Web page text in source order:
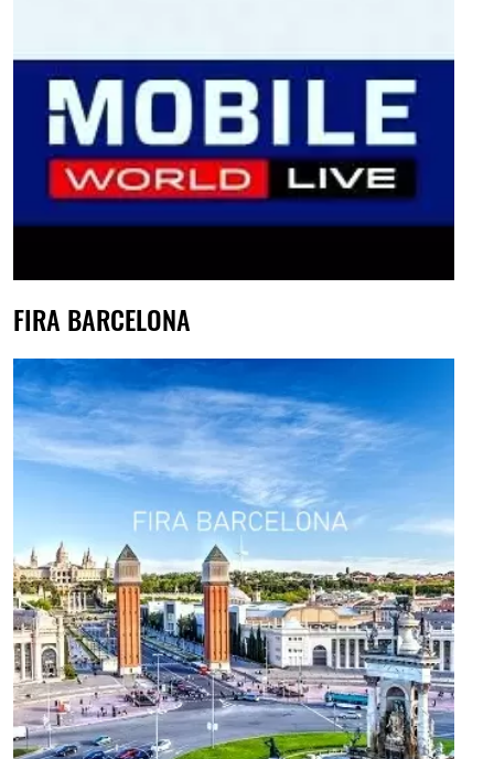
FIRA BARCELONA